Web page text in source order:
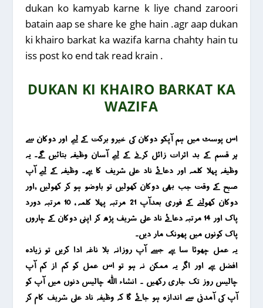
dukan ko kamyab karne k liye chand zaroori
batain aap se share ke ghe hain .agr aap dukan
ki khairo barkat ka wazifa karna chahty hain tu
iss post ko end tak read krain .
DUKAN KI KHAIRO BARKAT KA
WAZIFA
اس پوسٹ میں ہم آپکو دوکان کی خیرو برکت کے لیے اور دوکان سے
ہر قسم کے بد اثرات زائل کرنے کے لیے آسان وظیفہ بتائیں گے۔یہ
وظیفہ پہلا کلمہ اور دعائے ناد علی شریف کا ہے۔ وظیفہ کے لیے آپ
صبح کے وقت جب بھی دوکان کھولیں تو باوضو ہو کر کھولیں ,اور
دوکان کھولنے کے فوری بعدآپ 21 مرتبہ پہلا کلمہ ، 10 مرتبہ دورد
پاک اور 14 مرتبہ دعائے ناد علی شریف پڑھ کر اپنی دوکان کے چاروں
پاک کونوں میں پھونک مار دیں۔
یہ عمل چھوٹا سا ہے جسے آپ روزانہ بلا ناغہ ادا کریں تو زیادہ
افضل ہے اور اگر یہ ممکن نہ ہو تو اس عمل کو کم از کم آپ
چالیس روز تک جاری رکھیں ۔ انشاء اللہ چالیس دنوں میں آپ کو
آپ کی آمدنی سے اندازہ ہو جائے گا کہ وظیفہ ناد علی شریف کام کر